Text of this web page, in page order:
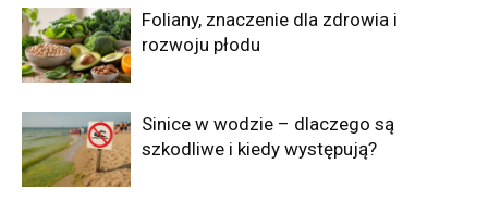
Foliany, znaczenie dla zdrowia i
rozwoju płodu
Sinice w wodzie – dlaczego są
szkodliwe i kiedy występują?